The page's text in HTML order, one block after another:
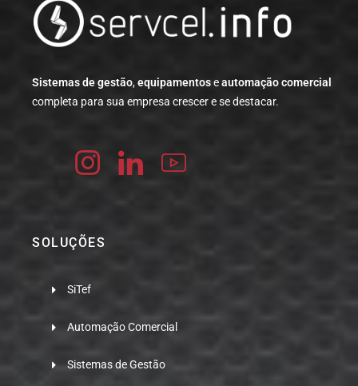
Sistemas de gestão,equipamentoseautomação comercial
completa para sua empresa crescer e se destacar.
SOLUÇÕES
SiTef
Automação Comercial
Sistemas de Gestão